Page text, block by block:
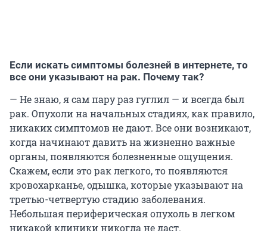
Если искать симптомы болезней в интернете, то
все они указывают на рак. Почему так?
— Не знаю, я сам пару раз гуглил — и всегда был
рак. Опухоли на начальных стадиях, как правило,
никаких симптомов не дают. Все они возникают,
когда начинают давить на жизненно важные
органы, появляются болезненные ощущения.
Скажем, если это рак легкого, то появляются
кровохарканье, одышка, которые указывают на
третью-четвертую стадию заболевания.
Небольшая периферическая опухоль в легком
никакой клиники никогда не даст.